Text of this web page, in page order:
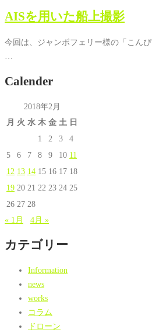
AISを用いた船上撮影
今回は、ジャンボフェリー様の「こん
Calender
2018年2月
月 火 水 木 金 土 日
1
2 3
4
5
6 7 8 9 10 11
12 13 14 15 16 17 18
19 20 21 22 23 24 25
26 27 28
« 1月
4月 »
カテゴリー
Information
news
works
コラム
ドローン